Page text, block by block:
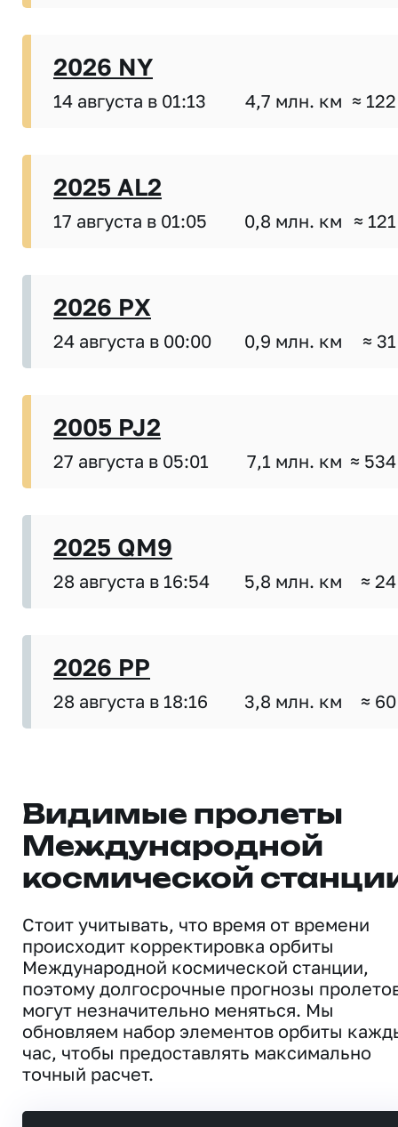
2026 NY
14 августа в 01:13 4,7 млн. км ≈
2025 AL2
17 августа в 01:05 0,8 млн. км ≈
2026 PX
24 августа в 00:00 0,9 млн. км ≈
2005 PJ2
27 августа в 05:01 7,1 млн. км ≈
2025 QM9
28 августа в 16:54 5,8 млн. км ≈
2026 PP
28 августа в 18:16 3,8 млн. км ≈
Видимые пролеты
Международной
космической
Стоит учитывать, что время от времени
происходит корректировка орбиты
Международной космической станции,
поэтому долгосрочные прогнозы
могут незначительно меняться. Мы
обновляем набор элементов орбиты
час, чтобы предоставлять максимально
точный расчет.